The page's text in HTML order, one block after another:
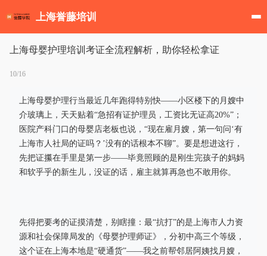
上海誉藤培训
上海母婴护理培训考证全流程解析，助你轻松拿证
10/16
上海母婴护理行当最近几年跑得特别快——小区楼下的月嫂中
介玻璃上，天天贴着“急招有证护理员，工资比无证高20%”；
医院产科门口的母婴店老板也说，“现在雇月嫂，第一句问‘有
上海市人社局的证吗？’没有的话根本不聊”。要是想进这行，
先把证攥在手里是第一步——毕竟照顾的是刚生完孩子的妈妈
和软乎乎的新生儿，没证的话，雇主就算再急也不敢用你。
先得把要考的证摸清楚，别瞎撞：最“抗打”的是上海市人力资
源和社会保障局发的《母婴护理师证》，分初中高三个等级，
这个证在上海本地是“硬通货”——我之前帮邻居阿姨找月嫂，